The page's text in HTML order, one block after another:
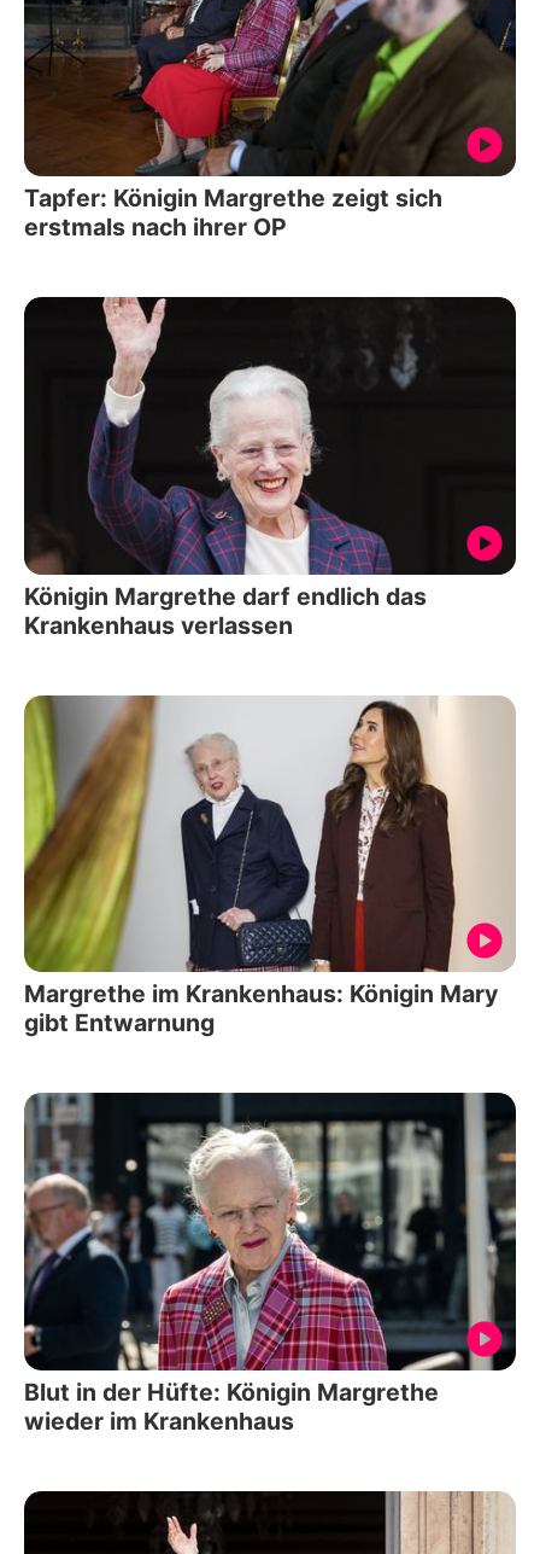
Tapfer: Königin Margrethe zeigt sich
erstmals nach ihrer OP
Königin Margrethe darf endlich das
Krankenhaus verlassen
Margrethe im Krankenhaus: Königin Mary
gibt Entwarnung
Blut in der Hüfte: Königin Margrethe
wieder im Krankenhaus